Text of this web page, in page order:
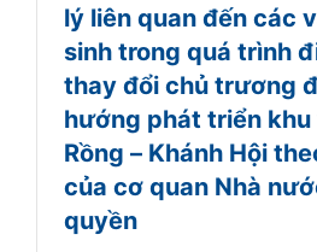
lý liên quan đến các
sinh trong quá trình
thay đổi chủ trương
hướng phát triển khu
Rồng – Khánh Hội
của cơ quan Nhà
quyền